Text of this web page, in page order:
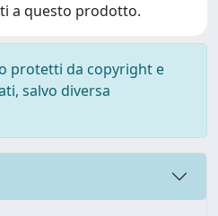
a questo prodotto.
protetti da copyright e
salvo diversa